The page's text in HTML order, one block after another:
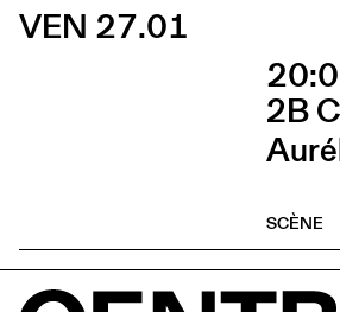
VEN 27.01
SCÈNE